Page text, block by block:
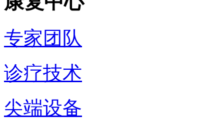
专家团队
诊疗技术
尖端设备